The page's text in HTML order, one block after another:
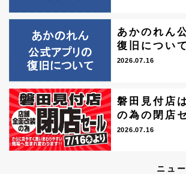
あかのれん
復旧について
2026.07.16
磐田見付店
の為の閉店
2026.07.16
ニュ